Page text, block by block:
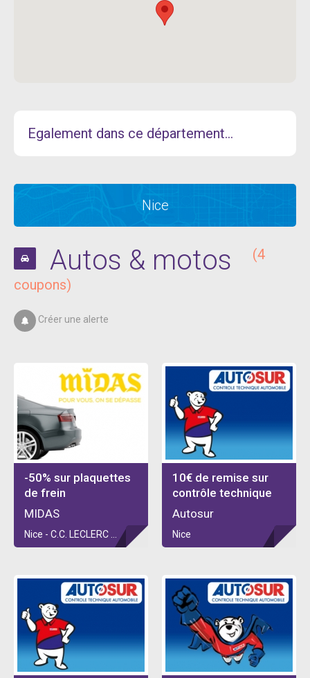
Egalement dans ce département...
Nice
Autos & motos
(4
coupons)
Créer une alerte
-50% sur plaquettes
de frein
MIDAS
10€ de remise sur
contrôle technique
Autosur
Nice